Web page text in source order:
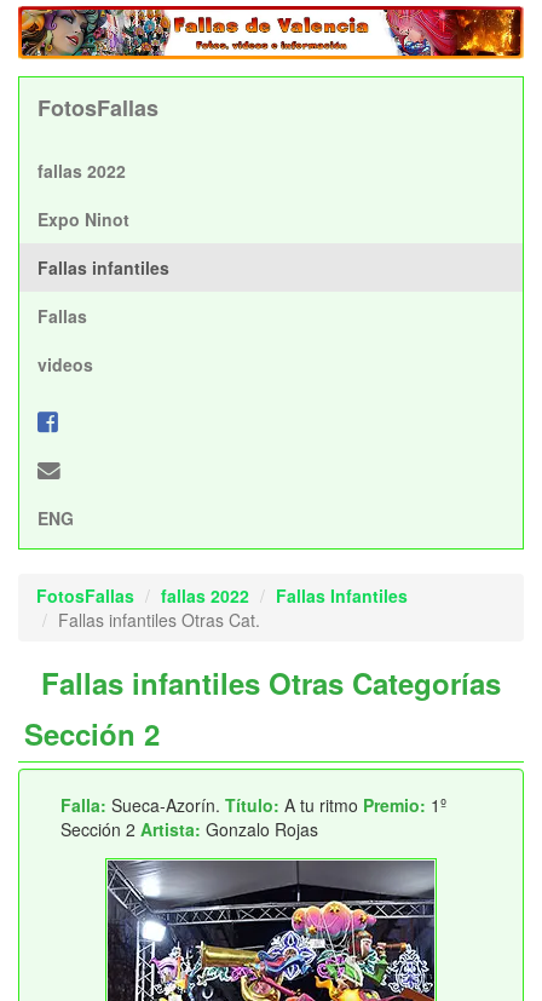
FotosFallas
fallas 2022
Expo Ninot
Fallas infantiles
Fallas
videos
ENG
FotosFallas fallas 2022
Fallas Infantiles
Fallas infantiles Otras Cat.
Fallas infantiles Otras Categorías
Sección 2
Falla: Sueca-Azorín. Título: A tu ritmo Premio: 1º
Sección 2 Artista: Gonzalo Rojas